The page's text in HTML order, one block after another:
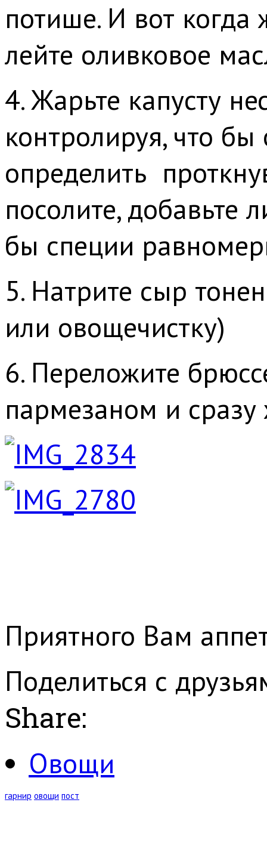
потише. И вот когда
лейте оливковое
4. Жарьте капусту
контролируя, что
определить
посолите, добавьте
бы специи
5. Натрите сыр
или овощечистку)
6. Переложите
пармезаном и сразу
Приятного Вам
Поделиться с
Share:
Овощи
гарнир овощи пост